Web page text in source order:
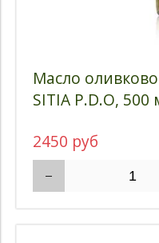
Масло
SITIA P.D.O, 500
2450 руб